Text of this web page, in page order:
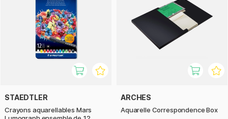
STAEDTLER
Crayons aquarellables Mars
ARCHES
Aquarelle Correspondence Box